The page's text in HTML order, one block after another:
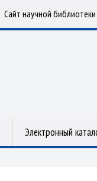
Сайт научной библиотеки
Электронный